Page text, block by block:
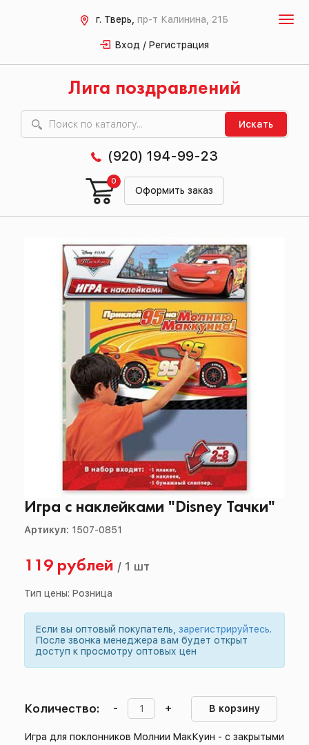
г. Тверь, пр-т Калинина, 21Б
Вход / Регистрация
Лига поздравлений
Искать
(920) 194-99-23
Оформить заказ
0
Игра с наклейками "Disney Тачки"
Артикул: 1507-0851
119 рублей / 1 шт
Тип цены: Розница
Если вы оптовый покупатель, зарегистрируйтесь.
После звонка менеджера вам будет открыт
доступ к просмотру оптовых цен
Количество: - + В корзину
Игра для поклонников Молнии МакКуин - с закрытыми